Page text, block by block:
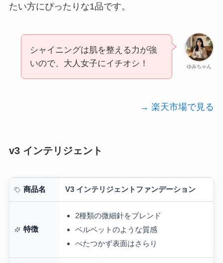
たい方にぴったりな1品です。
ゆみちゃん
シャイニングは肌を整える力が強
いので、大人女子にイチオシ！
→ 楽天市場で見る
v3 インテリジェント
商品名 V3 インテリジェントファンデーション
特徴
2種類の微細針をブレンド
ベルベットのような質感
べたつかず表面はさらり